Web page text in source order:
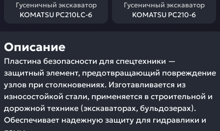
Гусеничный экскаватор
KOMATSU PC210LC-6
Гусеничный экскаватор
KOMATSU PC210-6
Описание
Пластина безопасности для спецтехники —
защитный элемент, предотвращающий повреждение
узлов при столкновениях. Изготавливается из
износостойкой стали, применяется в строительной и
дорожной технике (экскаваторах, бульдозерах).
Обеспечивает надежную защиту для гидравлики и